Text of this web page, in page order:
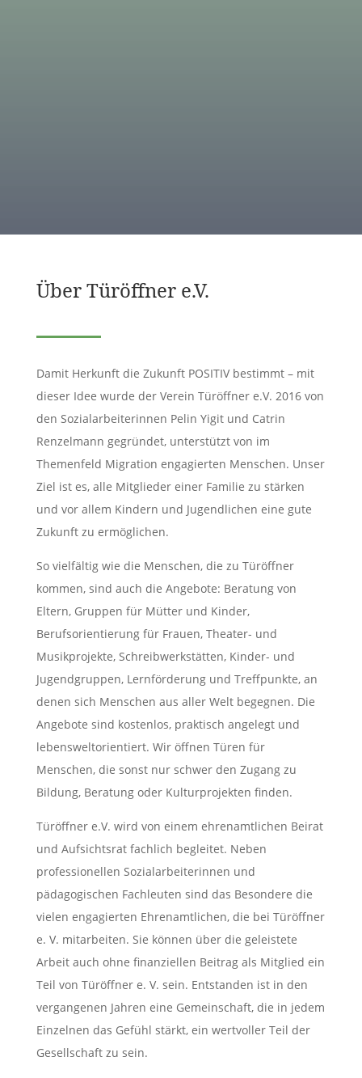
Über Türöffner e.V.
Damit Herkunft die Zukunft POSITIV bestimmt – mit
dieser Idee wurde der Verein Türöffner e.V. 2016 von
den Sozialarbeiterinnen Pelin Yigit und Catrin
Renzelmann gegründet, unterstützt von im
Themenfeld Migration engagierten Menschen. Unser
Ziel ist es, alle Mitglieder einer Familie zu stärken
und vor allem Kindern und Jugendlichen eine gute
Zukunft zu ermöglichen.
So vielfältig wie die Menschen, die zu Türöffner
kommen, sind auch die Angebote: Beratung von
Eltern, Gruppen für Mütter und Kinder,
Berufsorientierung für Frauen, Theater- und
Musikprojekte, Schreibwerkstätten, Kinder- und
Jugendgruppen, Lernförderung und Treffpunkte, an
denen sich Menschen aus aller Welt begegnen. Die
Angebote sind kostenlos, praktisch angelegt und
lebensweltorientiert. Wir öffnen Türen für
Menschen, die sonst nur schwer den Zugang zu
Bildung, Beratung oder Kulturprojekten finden.
Türöffner e.V. wird von einem ehrenamtlichen Beirat
und Aufsichtsrat fachlich begleitet. Neben
professionellen Sozialarbeiterinnen und
pädagogischen Fachleuten sind das Besondere die
vielen engagierten Ehrenamtlichen, die bei Türöffner
e. V. mitarbeiten. Sie können über die geleistete
Arbeit auch ohne finanziellen Beitrag als Mitglied ein
Teil von Türöffner e. V. sein. Entstanden ist in den
vergangenen Jahren eine Gemeinschaft, die in jedem
Einzelnen das Gefühl stärkt, ein wertvoller Teil der
Gesellschaft zu sein.